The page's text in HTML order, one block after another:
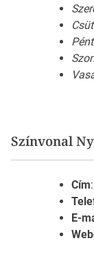
Színvonal
Cím
E-